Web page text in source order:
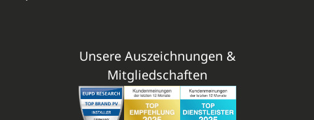
Unsere Auszeichnungen &
Mitgliedschaften